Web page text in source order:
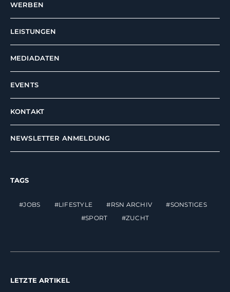
WERBEN
LEISTUNGEN
MEDIADATEN
EVENTS
KONTAKT
NEWSLETTER ANMELDUNG
TAGS
JOBS LIFESTYLE RSN ARCHIV
SONSTIGES
SPORT
ZUCHT
LETZTE ARTIKEL